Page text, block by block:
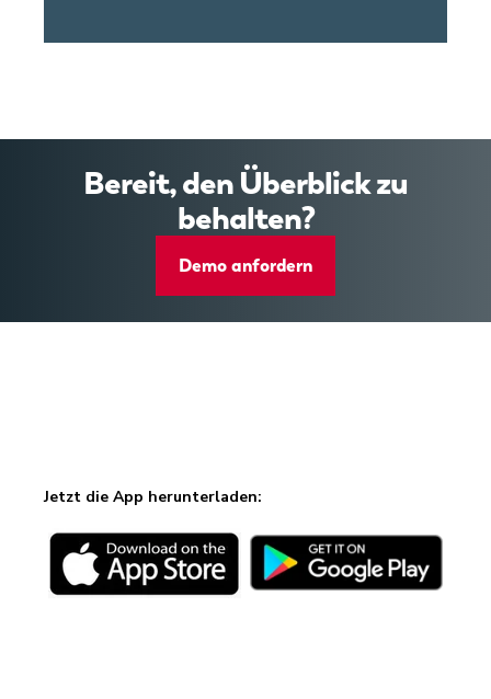
Bereit, den Überblick zu
behalten?
Demo anfordern
Jetzt die App herunterladen: